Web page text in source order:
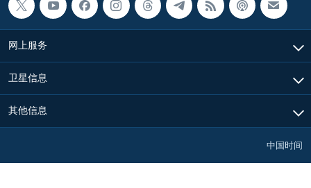
网上服务
卫星信息
其他信息
中国时间